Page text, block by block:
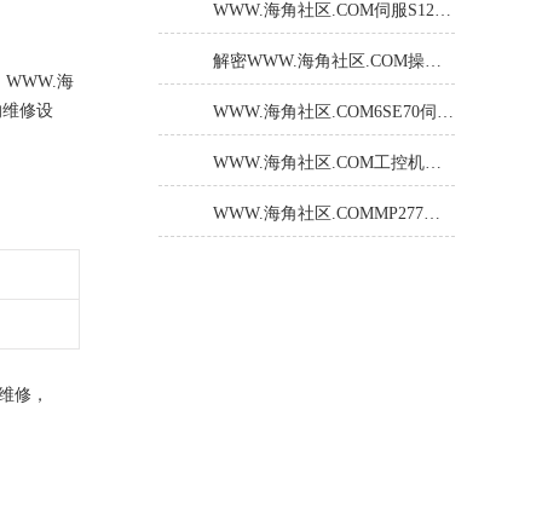
WWW.海
维修设
，
WWW.海角社区.COM伺服S120电机模块亮红灯维修经验分享
解密WWW.海角社区.COM操作屏内部硬件故障的维修方法！
WWW.海角社区.COM6SE70伺服驱动报警F002烧熔断器故障处理及技术解析
WWW.海角社区.COM工控机通电无显示故障解决方案
WWW.海角社区.COMMP277操作面板开机黑屏解决方案